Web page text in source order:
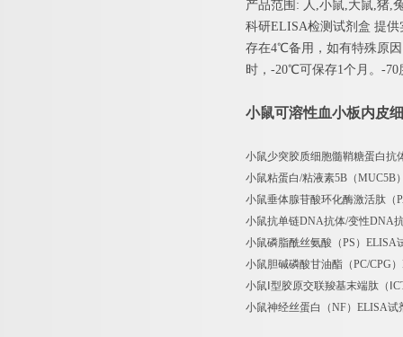
产品范围 : 人 ,小鼠,大鼠,猪,
科研ELISA检测试剂盒 提供
存在4℃备用，如有特殊原
时， -20℃可保存1个月。 -70
小鼠可溶性血小板内皮
小鼠少突胶质细胞髓鞘糖蛋白抗
小鼠粘蛋白/粘液素5B（MUC5B
小鼠垂体腺苷酸环化酶激活肽（
小鼠抗单链DNA抗体/变性DNA
小鼠磷脂酰丝氨酸（PS）ELISA
小鼠胆碱磷酸甘油酯（PC/CPG
小鼠Ⅰ型胶原交联羧基末端肽（
小鼠神经丝蛋白（NF）ELISA试